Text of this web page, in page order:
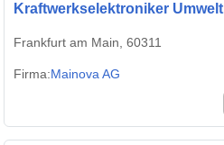
Kraftwerkselektroniker
Frankfurt am Main, 60311
Firma:Mainova AG